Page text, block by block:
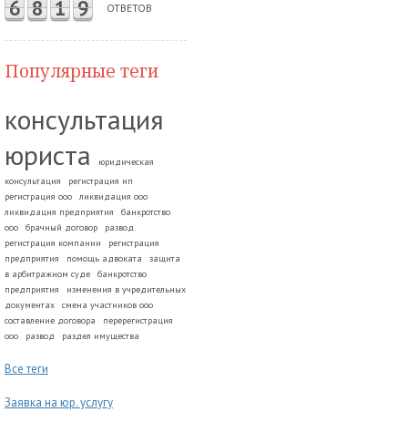
6 8 1 9 ОТВЕТОВ
Популярные теги
консультация
юриста
юридическая
консультация
регистрация ип
регистрация ооо
ликвидация ооо
ликвидация предприятия
банкротство
ооо
брачный договор
развод.
регистрация компании
регистрация
предприятия
помощь адвоката
защита
в арбитражном суде
банкротство
предприятия
изменения в учредительных
документах
смена участников ооо
составление договора
перерегистрация
ооо
развод раздел имущества
Все теги
Заявка на юр. услугу